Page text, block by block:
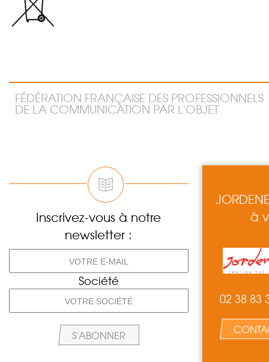
FÉDÉRATION FRANÇAISE DES PROFESSIONNELS
DE LA COMMUNICATION PAR L'OBJET
Inscrivez-vous à notre
newsletter :
Société
à
02 38 83